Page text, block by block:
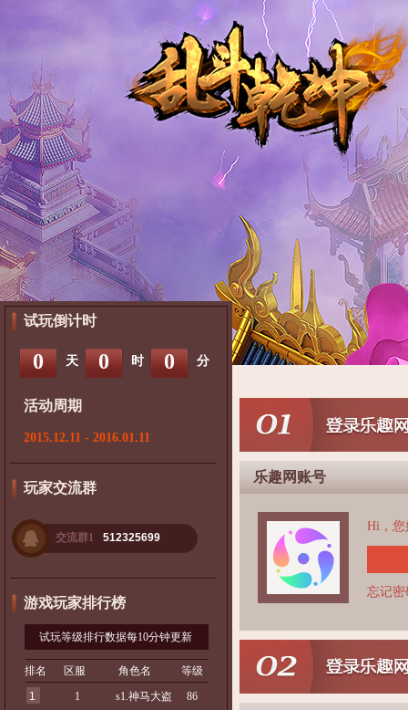
试玩倒计时
0 天 0 时 0 分
活动周期
2015.12.11 - 2016.01.11
玩家交流群
交流群1 512325699
游戏玩家排行榜
试玩等级排行数据每10分钟更新
排名 区服 角色名
等级
1
1 s1.神马大盗 86
乐趣网账号
Hi，您
忘记密